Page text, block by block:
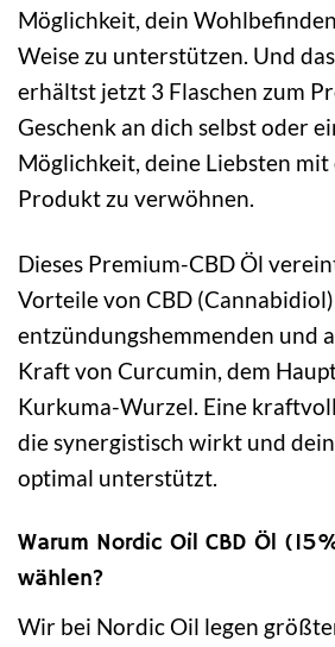
Möglichkeit, dein
Weise zu unterstützen. Und
erhältst jetzt 3 Flaschen zum
Geschenk an dich selbst oder
Möglichkeit, deine Liebsten
Produkt zu verwöhnen.
Dieses Premium-CBD Öl
Vorteile von CBD
entzündungshemmenden und
Kraft von Curcumin, dem
Kurkuma-Wurzel. Eine
die synergistisch wirkt und
optimal unterstützt.
Warum Nordic Oil CBD Öl
wählen?
Wir bei Nordic Oil legen